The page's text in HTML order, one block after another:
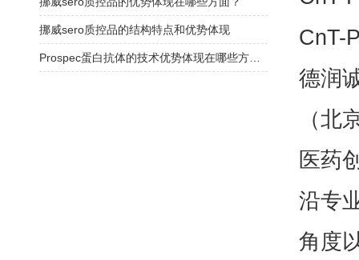
CnT-
德润
（北
医药
沿专
角度
挪威sero质控品的结构特点和优势体现